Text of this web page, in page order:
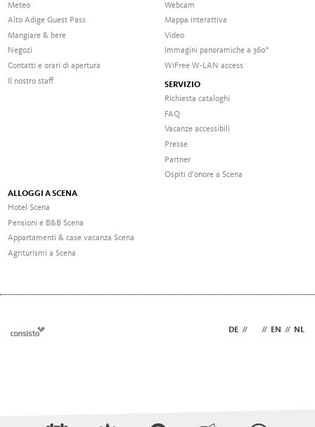
Meteo
Alto Adige Guest Pass
Mangiare & bere
Negozi
Contatti e orari di apertura
Il nostro staff
Webcam
Mappa interattiva
Video
Immagini panoramiche a 360°
WiFree W-LAN access
SERVIZIO
Richiesta cataloghi
FAQ
Vacanze accessibili
Presse
Partner
Ospiti d’onore a Scena
ALLOGGI A SCENA
Hotel Scena
Pensioni e B&B Scena
Appartamenti & case vacanza Scena
Agriturismi a Scena
DE // // EN // NL